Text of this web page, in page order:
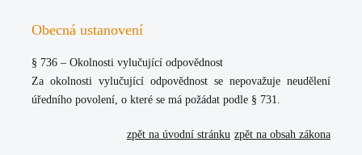
Obecná ustanovení
§ 736 – Okolnosti vylučující odpovědnost
Za okolnosti vylučující odpovědnost se nepovažuje neudělení
úředního povolení, o které se má požádat podle § 731.
zpět na obsah zákona
zpět na úvodní stránku